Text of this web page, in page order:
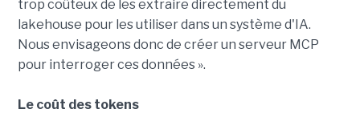
trop coûteux de les extraire directement du
lakehouse pour les utiliser dans un système d'IA.
Nous envisageons donc de créer un serveur MCP
pour interroger ces données ».
Le coût des tokens